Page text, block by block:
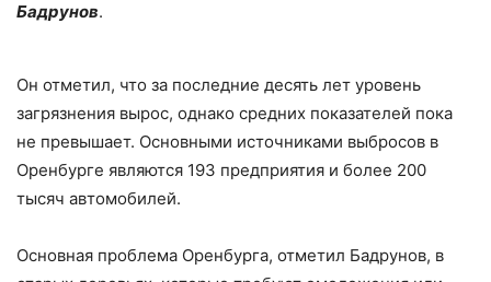
Бадрунов.
Он отметил, что за последние десять лет уровень
загрязнения вырос, однако средних показателей пока
не превышает. Основными источниками выбросов в
Оренбурге являются 193 предприятия и более 200
тысяч автомобилей.
Основная проблема Оренбурга, отметил Бадрунов, в